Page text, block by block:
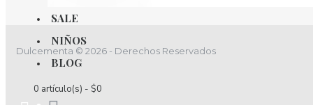
Dulzamara
D´luchi
Effekt Nutrition
Elixir
SALE
NIÑOS
BLOG
0 artículo(s) - $0
Dulcementa © 2026 - Derechos Reservados